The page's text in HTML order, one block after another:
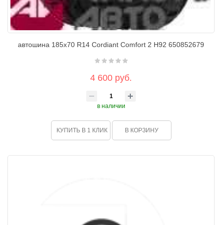
автошина 185х70 R14 Cordiant Comfort 2 H92 650852679
4 600 руб.
в наличии
КУПИТЬ В 1 КЛИК В КОРЗИНУ